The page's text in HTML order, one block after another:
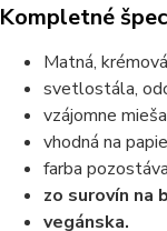
Kompletné
Matná,
svetlostála,
vzájomne
vhodná na
farba
zo surovín na
vegánska.